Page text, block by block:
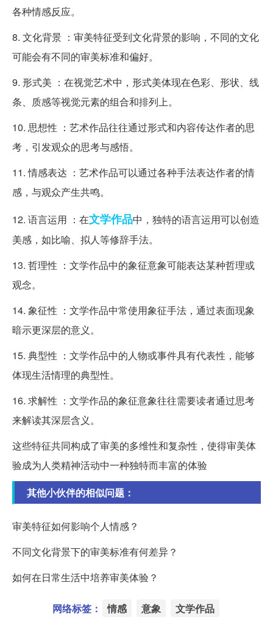
各种情感反应。
8. 文化背景 ：审美特征受到文化背景的影响，不同的文化
可能会有不同的审美标准和偏好。
9. 形式美 ：在视觉艺术中，形式美体现在色彩、形状、线
条、质感等视觉元素的组合和排列上。
10. 思想性 ：艺术作品往往通过形式和内容传达作者的思
考，引发观众的思考与感悟。
11. 情感表达 ：艺术作品可以通过各种手法表达作者的情
感，与观众产生共鸣。
12. 语言运用 ：在文学作品中，独特的语言运用可以创造
美感，如比喻、拟人等修辞手法。
13. 哲理性 ：文学作品中的象征意象可能表达某种哲理或
观念。
14. 象征性 ：文学作品中常使用象征手法，通过表面现象
暗示更深层的意义。
15. 典型性 ：文学作品中的人物或事件具有代表性，能够
体现生活情理的典型性。
16. 求解性 ：文学作品的象征意象往往需要读者通过思考
来解读其深层含义。
这些特征共同构成了审美的多维性和复杂性，使得审美体
验成为人类精神活动中一种独特而丰富的体验
其他小伙伴的相似问题：
审美特征如何影响个人情感？
不同文化背景下的审美标准有何差异？
如何在日常生活中培养审美体验？
网络标签： 情感 意象 文学作品